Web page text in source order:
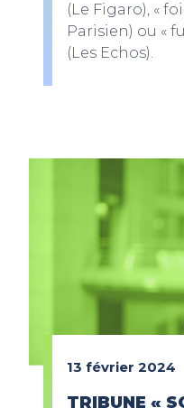
(Le Figaro), «
Parisien) ou «
(Les Echos).
13 février 2024
TRIBUNE «